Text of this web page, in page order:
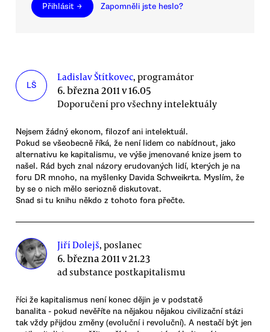
Přihlásit → Zapomněli jste heslo?
LŠ
Ladislav Štítkovec, programátor
6. března 2011 v 16.05
Doporučení pro všechny intelektuály
Nejsem žádný ekonom, filozof ani intelektuál.
Pokud se všeobecně říká, že není lidem co nabídnout, jako
alternativu ke kapitalismu, ve výše jmenované knize jsem to
našel. Rád bych znal názory erudovaných lidí, kterých je na
foru DR mnoho, na myšlenky Davida Schweikrta. Myslím, že
by se o nich mělo seriozně diskutovat.
Snad si tu knihu někdo z tohoto fora přečte.
Jiří Dolejš, poslanec
6. března 2011 v 21.23
ad substance postkapitalismu
říci že kapitalismus není konec dějin je v podstatě
banalita - pokud nevěříte na nějakou nějakou civilizační stázi
tak vždy přijdou změny (evoluční i revoluční). A nestačí být jen